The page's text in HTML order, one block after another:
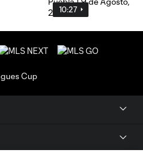
10:27